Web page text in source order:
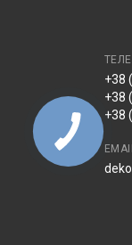
+38
+38
+38
EMAIL